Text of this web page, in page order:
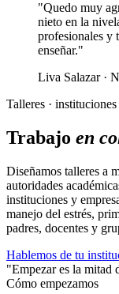
"Quedo muy
nieto en la
profesionales y
enseñar."
Liva Salazar ·
Talleres · instituciones
Trabajo en
Diseñamos talleres a
autoridades
instituciones y
manejo del estrés,
padres, docentes y
Hablemos de tu
"Empezar es la mitad
Cómo empezamos